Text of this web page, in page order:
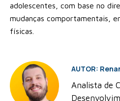
adolescentes, com base no
mudanças comportamentais,
físicas.
AUTOR:
Analista de